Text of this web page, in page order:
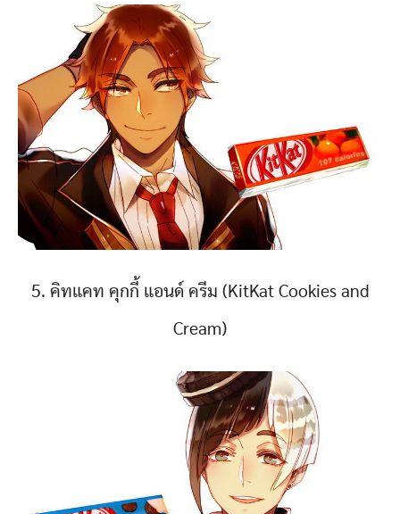
5. คิทแคท คุกกี้ แอนด์ ครีม (KitKat Cookies and
Cream)